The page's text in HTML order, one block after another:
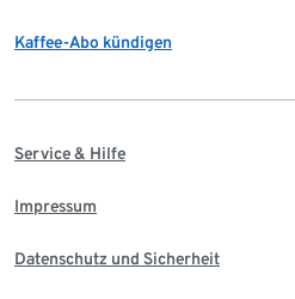
Kaffee-Abo kündigen
Service & Hilfe
Impressum
Datenschutz und Sicherheit